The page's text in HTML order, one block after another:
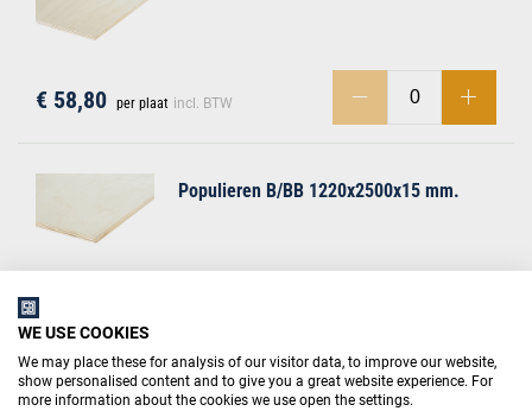
€ 58,80 per plaat incl. BTW
Populieren B/BB 1220x2500x15 mm.
€ 66,70
Populieren B/BB gegrond 1220x2500x9
WE USE COOKIES
We may place these for analysis of our visitor data, to improve our website,
show personalised content and to give you a great website experience. For
more information about the cookies we use open the settings.